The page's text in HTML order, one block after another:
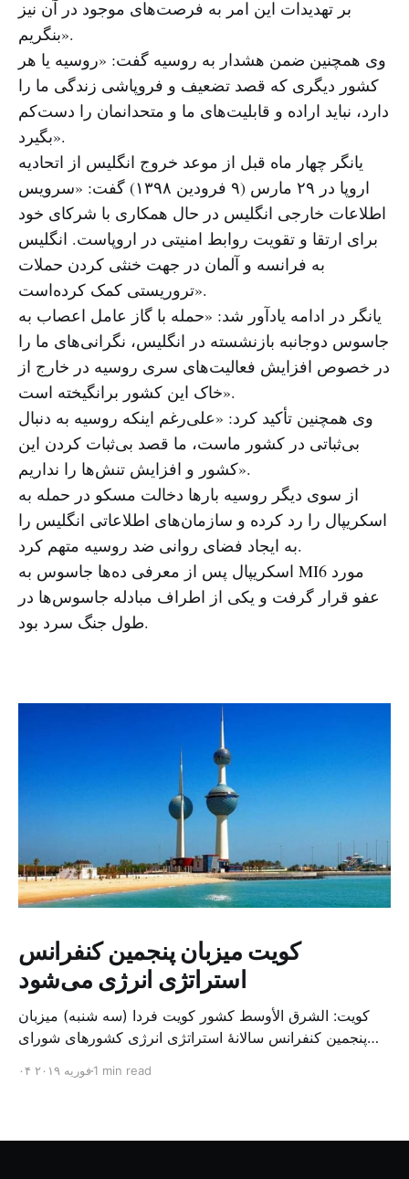
بر تهدیدات این امر به فرصت‌های موجود در آن نیز
بنگریم».
وی همچنین ضمن هشدار به روسیه گفت: «روسیه یا هر
کشور دیگری که قصد تضعیف و فروپاشی زندگی ما را
دارد، نباید اراده و قابلیت‌های ما و متحدانمان را دست‌کم
بگیرد».
یانگر چهار ماه قبل از موعد خروج انگلیس از اتحادیه
اروپا در ۲۹ مارس (۹ فرودین ۱۳۹۸) گفت: «سرویس
اطلاعات خارجی انگلیس در حال همکاری با شرکای خود
برای ارتقا و تقویت روابط امنیتی در اروپاست. انگلیس
به فرانسه و آلمان در جهت خنثی کردن حملات
تروریستی کمک کرده‌است».
یانگر در ادامه یادآور شد: «حمله با گاز عامل اعصاب به
جاسوس دوجانبه بازنشسته در انگلیس، نگرانی‌های ما را
در خصوص افزایش فعالیت‌های سری روسیه در خارج از
خاک این کشور برانگیخته است».
وی همچنین تأکید کرد: «علی‌رغم اینکه روسیه به دنبال
بی‌ثباتی در کشور ماست، ما قصد بی‌ثبات کردن این
کشور و افزایش تنش‌ها را نداریم».
از سوی دیگر روسیه بارها دخالت مسکو در حمله به
اسکریپال را رد کرده و سازمان‌های اطلاعاتی انگلیس را
به ایجاد فضای روانی ضد روسیه متهم کرد.
اسکریپال پس از معرفی ده‌ها جاسوس به MI6 مورد
عفو قرار گرفت و یکی از اطراف مبادله جاسوس‌ها در
طول جنگ سرد بود.
کویت میزبان پنجمین کنفرانس
استراتژی انرژی می‌شود
کویت: الشرق الأوسط کشور کویت فردا (سه شنبه) میزبان
پنجمین کنفرانس سالانهٔ استراتژی انرژی کشورهای شورای
متخصص از شرکت‌های جهانی نفت و گاز در این کنفرانس
۰۴ فوریه ۲۰۱۹1 min read